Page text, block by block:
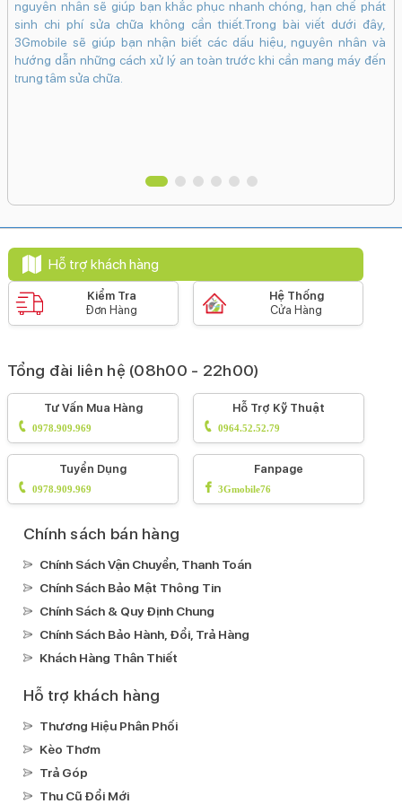
2000 nits
Mặt kính cảm ứng:
Kính cường lực Ceramic Shield
Công nghệ pin:
Tiết kiệm pinSạc pin nhanh
Sạc không dây
MagSafe Sạc không dây
Bảo mật nâng cao:
Mở khoá khuôn mặt Face ID
Tính năng đặc biệt:
Âm thanh Dolby AtmosPhát hiện va chạm (Crash
Detection)Màn hình luôn hiển thị AODLoa
képHDR10
Công nghệ hình ảnh Dolby
lần sáng màn hìnhApple Pay
Kháng nước, bụi:
IP68
H.264(MPEG4-AVC)
Nghe nhạc:
MP3ALAC
nguyên nhân sẽ giúp bạn khắc phục nhanh chóng, hạn chế phát
sinh chi phí sửa chữa không cần thiết.Trong bài viết dưới đây,
3Gmobile sẽ giúp bạn nhận biết các dấu hiệu, nguyên nhân và
hướng dẫn những cách xử lý an toàn trước khi cần mang máy đến
trung tâm sửa chữa.
Hỗ trợ khách hàng
Kiểm Tra
Đơn Hàng
Hệ Thống
Cửa Hàng
Tổng đài liên hệ (08h00 - 22h00)
Tư Vấn Mua Hàng
0978.909.969
Hỗ Trợ Kỹ Thuật
0964.52.52.79
Tuyển Dụng
0978.909.969
Fanpage
3Gmobile76
Chính sách bán hàng
Chính Sách Vận Chuyển, Thanh Toán
Chính Sách Bảo Mật Thông Tin
Chính Sách & Quy Định Chung
Chính Sách Bảo Hành, Đổi, Trả Hàng
Khách Hàng Thân Thiết
Hỗ trợ khách hàng
Thương Hiệu Phân Phối
Kèo Thơm
Trả Góp
Thu Cũ Đổi Mới